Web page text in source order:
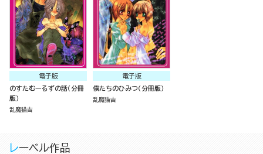
電子版
のすたむーるずの話（分冊
版）
乱魔猫吉
電子版
僕たちのひみつ（分冊版）
乱魔猫吉
レーベル作品